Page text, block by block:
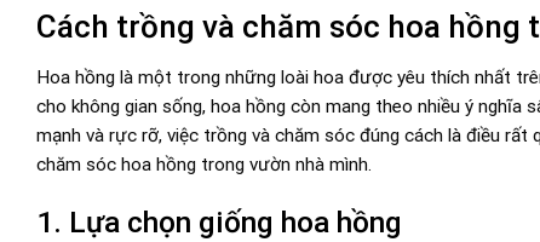
Cách trồng và chăm sóc hoa hồng
Hoa hồng là một trong những loài hoa được yêu thích nhất
cho không gian sống, hoa hồng còn mang theo nhiều ý
mạnh và rực rỡ, việc trồng và chăm sóc đúng cách là điều
chăm sóc hoa hồng trong vườn nhà mình.
1. Lựa chọn giống hoa hồng